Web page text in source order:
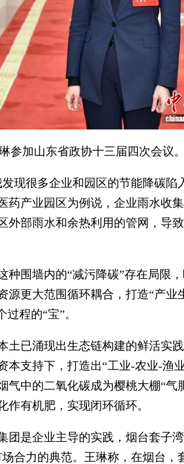
参加山东省政协十三届四次会议
很多企业和园区的节能降碳陷
药产业园区为例说，企业雨水收
外部雨水和余热利用的管网，导
围墙内的“减污降碳”存在局限，
源更大范围循环耦合，打造“产业
过程的“宝”。
已涌现出生态链构建的鲜活实践
本支持下，打造出“工业-农业-渔
气中的二氧化碳成为樱桃大棚“气
作有机肥，实现闭环循环。
是企业主导的实践，烟台套子湾
合力的典范。王琳称，在烟台，